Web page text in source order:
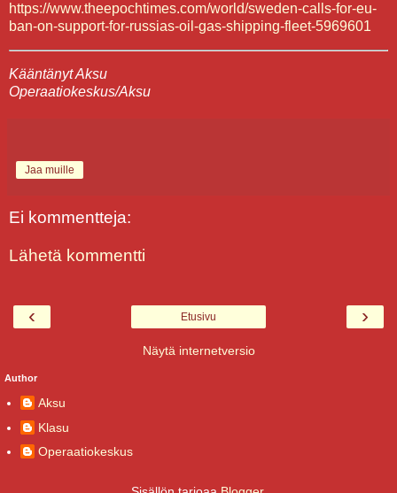
https://www.theepochtimes.com/world/sweden-calls-for-eu-
ban-on-support-for-russias-oil-gas-shipping-fleet-5969601
Kääntänyt Aksu
Operaatiokeskus/Aksu
Jaa muille
Ei kommentteja:
Lähetä kommentti
‹ ›
Etusivu
Näytä internetversio
Author
Aksu
Klasu
Operaatiokeskus